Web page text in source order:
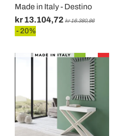
Made in Italy - Destino
kr 13.104,72 kr 16.380,86
- 20%